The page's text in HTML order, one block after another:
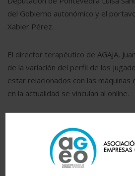
del Gobierno autonómico y el
Xabier Pérez.
El director terapéutico de AGAJA,
de la variación del perfil de los
estar relacionados con las máquinas
en la actualidad se vinculan al online.
nuevas adicciones, problemas de
relaciones sociales, y en muchos
el aislamiento y la soledad.